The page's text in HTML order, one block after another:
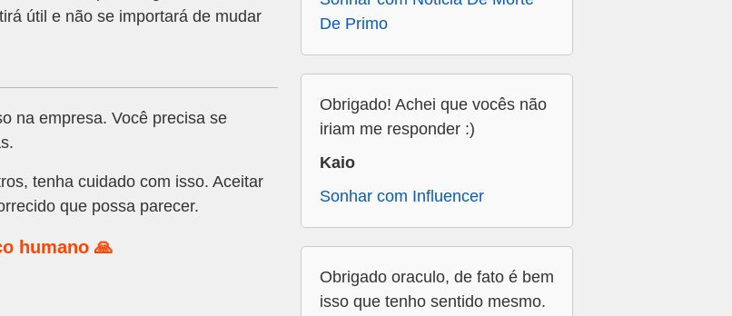
útil e não se importará de mudar
na empresa. Você precisa se
tenha cuidado com isso. Aceitar
que possa parecer.
humano 🙏
De Primo
Obrigado! Achei que vocês não
iriam me responder :)
Kaio
Sonhar com Influencer
Obrigado oraculo, de fato é bem
isso que tenho sentido mesmo.